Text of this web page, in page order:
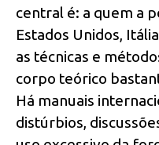
central é: a quem a
Estados Unidos,
as técnicas e
corpo teórico
Há manuais
distúrbios,